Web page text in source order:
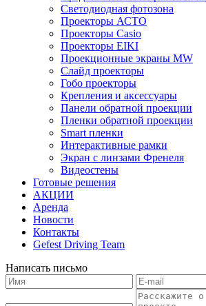
Светодиодная фотозона
Проекторы АСТО
Проекторы Casio
Проекторы EIKI
Проекционные экраны MW
Слайд проекторы
Гобо проекторы
Крепления и аксессуары
Панели обратной проекции
Пленки обратной проекции
Smart пленки
Интерактивные рамки
Экран с линзами Френеля
Видеостены
Готовые решения
АКЦИИ
Аренда
Новости
Контакты
Gefest Driving Team
Написать письмо